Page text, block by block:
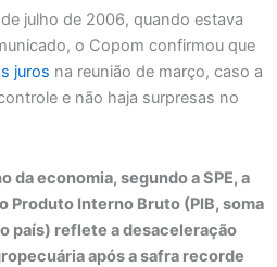
julho de 2006, quando estava
o Copom confirmou que
juros na reunião de março, caso a
e não haja surpresas no
da economia, segundo a SPE, a
Produto Interno Bruto (PIB, soma
país) reflete a desaceleração
após a safra recorde